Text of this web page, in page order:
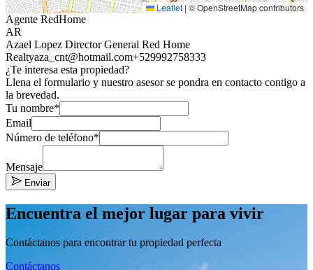
Leaflet | © OpenStreetMap contributors
Agente RedHome
AR
Azael Lopez Director General Red Home
Realtyaza_cnt@hotmail.com+529992758333
¿Te interesa esta propiedad?
Llena el formulario y nuestro asesor se pondra en contacto contigo a
la brevedad.
Tu nombre*
Email
Número de teléfono*
Mensaje
Enviar
Encuentra el mejor lugar para vivir
Contáctanos para encontrar tu propiedad perfecta
Contáctanos